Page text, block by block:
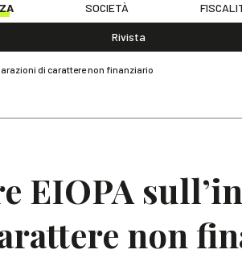
SOCIETÀ
Rivista
di carattere non finanziario
EIOPA
non